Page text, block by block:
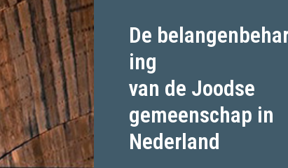
De
ing
van de Joodse
gemeenschap in
Nederland